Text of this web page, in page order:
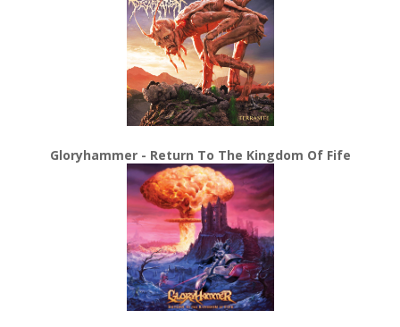
Gloryhammer - Return To The Kingdom Of Fife